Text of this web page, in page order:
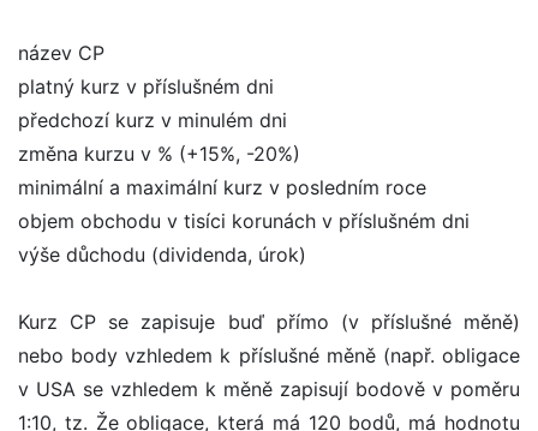
název CP
platný kurz v příslušném dni
předchozí kurz v minulém dni
změna kurzu v % (+15%, -20%)
minimální a maximální kurz v posledním roce
objem obchodu v tisíci korunách v příslušném dni
výše důchodu (dividenda, úrok)
Kurz CP se zapisuje buď přímo (v příslušné měně)
nebo body vzhledem k příslušné měně (např. obligace
v USA se vzhledem k měně zapisují bodově v poměru
1:10, tz. Že obligace, která má 120 bodů, má hodnotu